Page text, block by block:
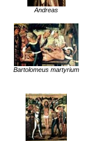
Andreas
Bartolomeus martyrium